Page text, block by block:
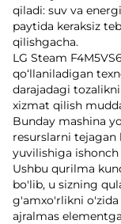
qiladi: suv va
paytida keraksiz
qilishgacha.
LG Steam
qo‘llaniladigan
darajadagi
xizmat qilish
Bunday mashina
resurslarni
yuvilishiga
Ushbu qurilma
bo'lib, u sizning
g'amxo'rlikni
ajralmas